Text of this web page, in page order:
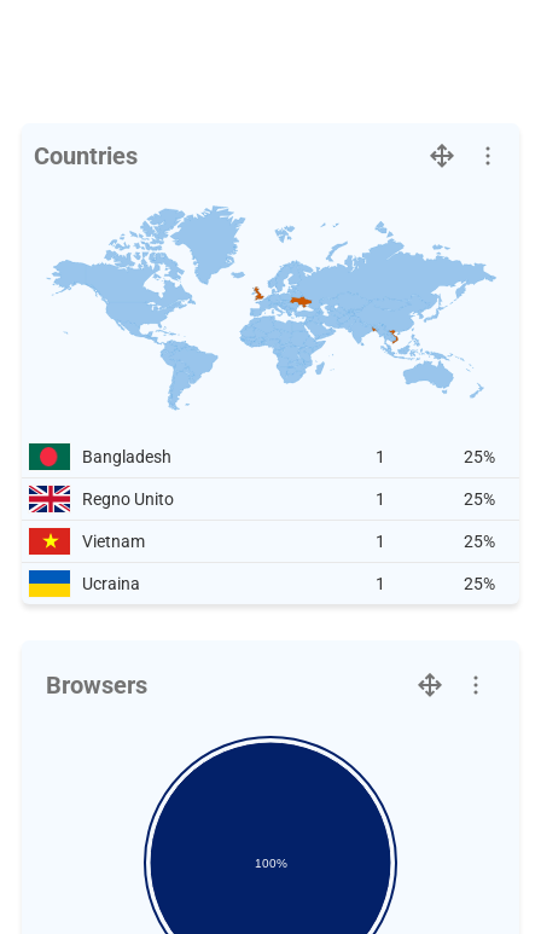
Countries
Bangladesh 1 25%
Regno Unito 1 25%
Vietnam 1 25%
Ucraina 1 25%
Browsers
100%